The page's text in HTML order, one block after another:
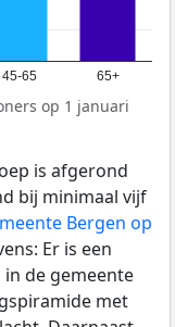
45-65 65+
op 1 januari
is afgerond
bij minimaal vijf
Bergen op
Er is een
de gemeente
met